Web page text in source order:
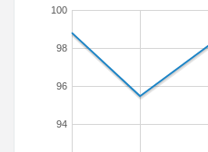
94
96
98
100